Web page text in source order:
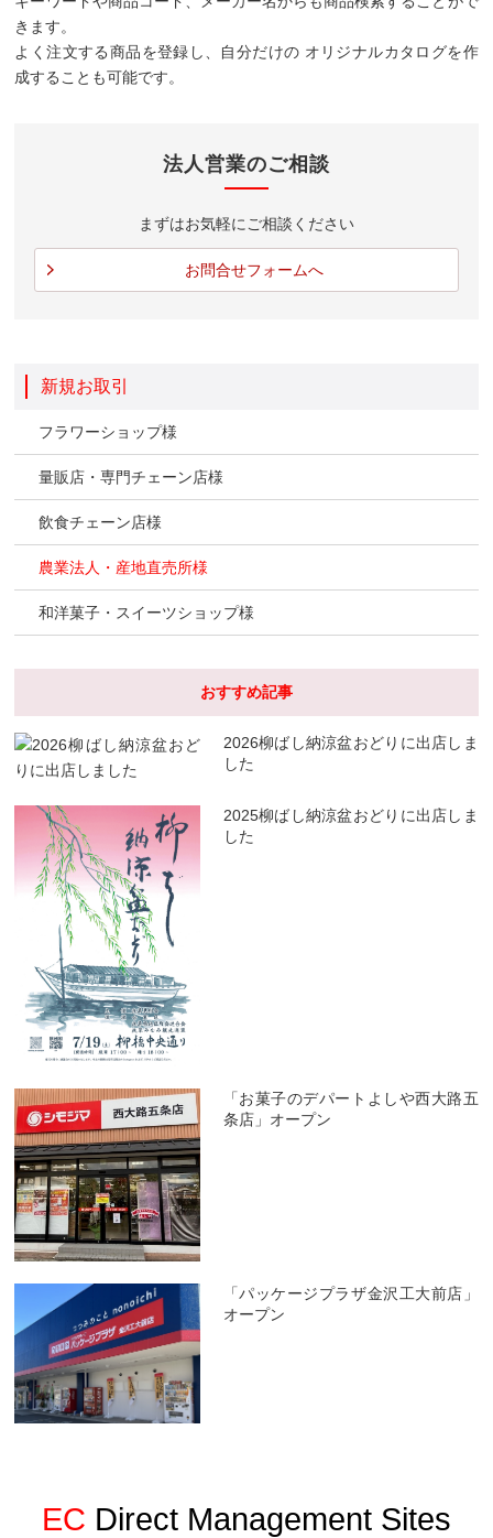
きます。
よく注文する商品を登録し、自分だけの オリジナルカタログを作
成することも可能です。
法人営業のご相談
まずはお気軽にご相談ください
お問合せフォームへ
新規お取引
フラワーショップ様
量販店・専門チェーン店様
飲食チェーン店様
農業法人・産地直売所様
和洋菓子・スイーツショップ様
おすすめ記事
2026柳ばし納涼盆おどりに出店しま
した
2025柳ばし納涼盆おどりに出店しま
した
「お菓子のデパートよしや西大路五
条店」オープン
「パッケージプラザ金沢工大前店」
オープン
EC Direct Management Sites